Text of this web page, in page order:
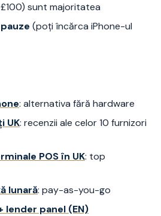
sunt majoritatea
(poți încărca iPhone-ul
: alternativa fără hardware
UK: recenzii ale celor 10 furnizori
POS în UK: top
lunară: pay-as-you-go
lender panel (EN)